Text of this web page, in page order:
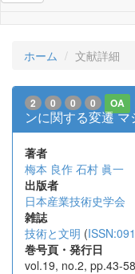
ホーム 文献詳細
2 0 0 0 OA
ンに関する変遷
著者
梅本 良作 石村 眞一
出版者
日本産業技術史学会
雑誌
技術と文明 (
巻号頁・発行日
vol.19, no.2, pp.43-